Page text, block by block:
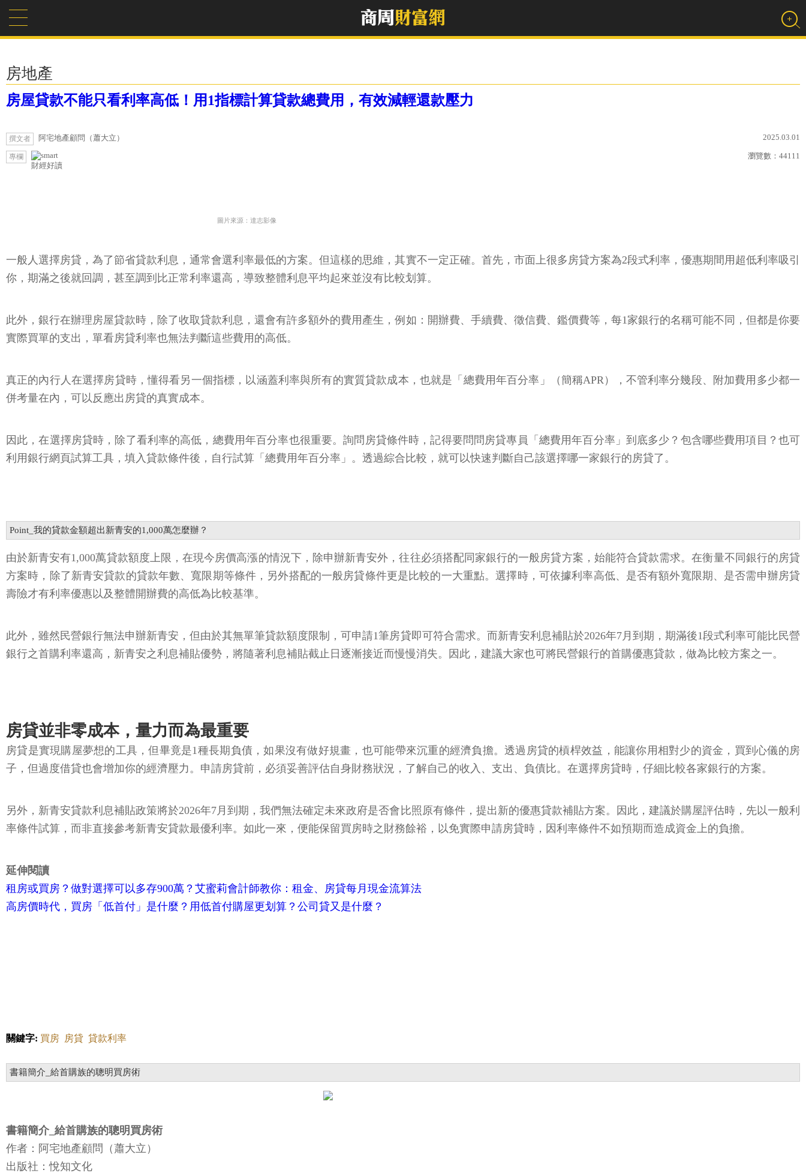
房地產
房屋貸款不能只看利率高低！用1指標計算貸款總費用，有效減輕還款壓力
撰文者 阿宅地產顧問（蕭大立） 2025.03.01
專欄
財經好讀
瀏覽數： 44111
圖片來源：達志影像
一般人選擇房貸，為了節省貸款利息，通常會選利率最低的方案。但這樣的思維，其實不一定正確。首先，市面上很多房貸方案為2段式利率，優惠期間用超低利率吸引
你，期滿之後就回調，甚至調到比正常利率還高，導致整體利息平均起來並沒有比較划算。
此外，銀行在辦理房屋貸款時，除了收取貸款利息，還會有許多額外的費用產生，例如：開辦費、手續費、徵信費、鑑價費等，每1家銀行的名稱可能不同，但都是你要
實際買單的支出，單看房貸利率也無法判斷這些費用的高低。
真正的內行人在選擇房貸時，懂得看另一個指標，以涵蓋利率與所有的實質貸款成本，也就是「總費用年百分率」（簡稱APR），不管利率分幾段、附加費用多少都一
併考量在內，可以反應出房貸的真實成本。
因此，在選擇房貸時，除了看利率的高低，總費用年百分率也很重要。詢問房貸條件時，記得要問問房貸專員「總費用年百分率」到底多少？包含哪些費用項目？也可
利用銀行網頁試算工具，填入貸款條件後，自行試算「總費用年百分率」。透過綜合比較，就可以快速判斷自己該選擇哪一家銀行的房貸了。
Point_我的貸款金額超出新青安的1,000萬怎麼辦？
由於新青安有1,000萬貸款額度上限，在現今房價高漲的情況下，除申辦新青安外，往往必須搭配同家銀行的一般房貸方案，始能符合貸款需求。在衡量不同銀行的房貸
方案時，除了新青安貸款的貸款年數、寬限期等條件，另外搭配的一般房貸條件更是比較的一大重點。選擇時，可依據利率高低、是否有額外寬限期、是否需申辦房貸
壽險才有利率優惠以及整體開辦費的高低為比較基準。
此外，雖然民營銀行無法申辦新青安，但由於其無單筆貸款額度限制，可申請1筆房貸即可符合需求。而新青安利息補貼於2026年7月到期，期滿後1段式利率可能比民營
銀行之首購利率還高，新青安之利息補貼優勢，將隨著利息補貼截止日逐漸接近而慢慢消失。因此，建議大家也可將民營銀行的首購優惠貸款，做為比較方案之一。
房貸並非零成本，量力而為最重要
房貸是實現購屋夢想的工具，但畢竟是1種長期負債，如果沒有做好規畫，也可能帶來沉重的經濟負擔。透過房貸的槓桿效益，能讓你用相對少的資金，買到心儀的房
子，但過度借貸也會增加你的經濟壓力。申請房貸前，必須妥善評估自身財務狀況，了解自己的收入、支出、負債比。在選擇房貸時，仔細比較各家銀行的方案。
另外，新青安貸款利息補貼政策將於2026年7月到期，我們無法確定未來政府是否會比照原有條件，提出新的優惠貸款補貼方案。因此，建議於購屋評估時，先以一般利
率條件試算，而非直接參考新青安貸款最優利率。如此一來，便能保留買房時之財務餘裕，以免實際申請房貸時，因利率條件不如預期而造成資金上的負擔。
延伸閱讀
租房或買房？做對選擇可以多存900萬？艾蜜莉會計師教你：租金、房貸每月現金流算法
高房價時代，買房「低首付」是什麼？用低首付購屋更划算？公司貸又是什麼？
關鍵字: 買房 房貸 貸款利率
書籍簡介_給首購族的聰明買房術
書籍簡介_給首購族的聰明買房術
作者：阿宅地產顧問（蕭大立）
出版社：悅知文化